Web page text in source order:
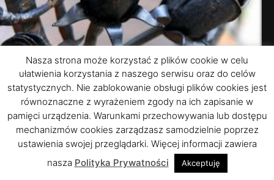
Połączenie elegancji elementów kutych, dobrego smaku i
znakomitej techniki da Państwu wspaniały efekt końcowy.
Nasza strona może korzystać z plików cookie w celu
ułatwienia korzystania z naszego serwisu oraz do celów
statystycznych. Nie zablokowanie obsługi plików cookies jest
równoznaczne z wyrażeniem zgody na ich zapisanie w
pamięci urządzenia. Warunkami przechowywania lub dostępu
mechanizmów cookies zarządzasz samodzielnie poprzez
ustawienia swojej przeglądarki. Więcej informacji zawiera
nasza Polityka Prywatności Akceptuję